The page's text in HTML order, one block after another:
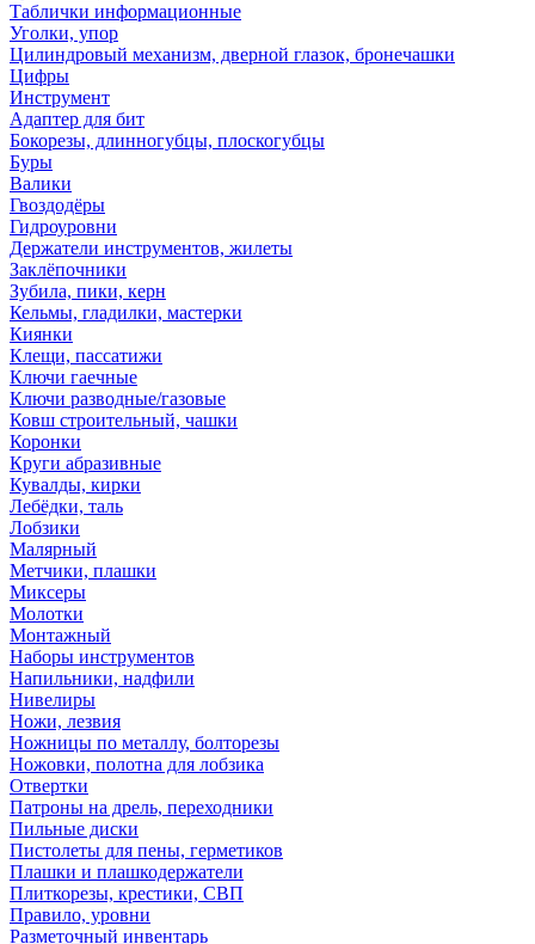
Таблички информационные
Уголки, упор
Цилиндровый механизм, дверной глазок, бронечашки
Цифры
Инструмент
Адаптер для бит
Бокорезы, длинногубцы, плоскогубцы
Буры
Валики
Гвоздодёры
Гидроуровни
Держатели инструментов, жилеты
Заклёпочники
Зубила, пики, керн
Кельмы, гладилки, мастерки
Киянки
Клещи, пассатижи
Ключи гаечные
Ключи разводные/газовые
Ковш строительный, чашки
Коронки
Круги абразивные
Кувалды, кирки
Лебёдки, таль
Лобзики
Малярный
Метчики, плашки
Миксеры
Молотки
Монтажный
Наборы инструментов
Напильники, надфили
Нивелиры
Ножи, лезвия
Ножницы по металлу, болторезы
Ножовки, полотна для лобзика
Отвертки
Патроны на дрель, переходники
Пильные диски
Пистолеты для пены, герметиков
Плашки и плашкодержатели
Плиткорезы, крестики, СВП
Правило, уровни
Разметочный инвентарь